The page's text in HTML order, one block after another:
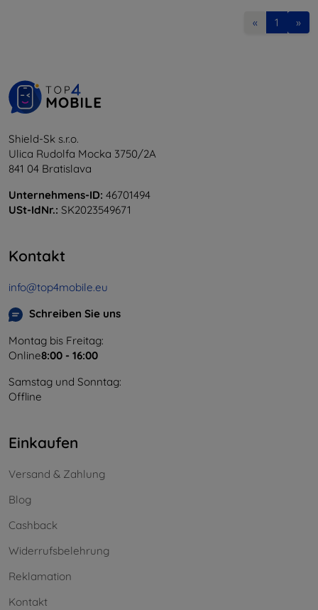
« 1 »
Shield-Sk s.r.o.
Ulica Rudolfa Mocka 3750/2A
841 04 Bratislava
Unternehmens-ID: 46701494
USt-IdNr.: SK2023549671
Kontakt
info@top4mobile.eu
Schreiben Sie uns
Montag bis Freitag:
Online8:00 - 16:00
Samstag und Sonntag:
Offline
Einkaufen
Versand & Zahlung
Blog
Cashback
Widerrufsbelehrung
Reklamation
Kontakt